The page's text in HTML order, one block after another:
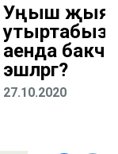
Уңыш
утыртабыз:
аенда
эшләргә?
27.10.2020